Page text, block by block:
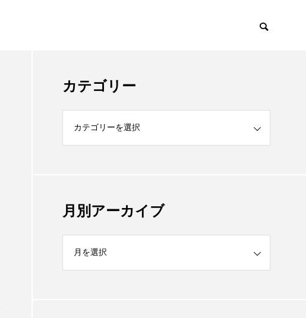
カテゴリー
月別アーカイブ